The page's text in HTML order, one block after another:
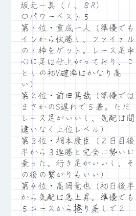
坂元一真（１、８R）
〇パワーベスト５
第１位・重成一人（準優でも
インから快勝し、ファイナル
の１枠をゲット。レース足中
心に足は仕上がっており、こ
としの初V確率はかなり高
い）
第２位・前田篤哉（準優では
まさかのS遅れで５着。ただ
レース足がいいし、気配は間
違いなく上位レベル）
第３位・桐本康臣（２日目後
半から３連勝と完全に勢いに
乗った。行き足がいいし、そ
の後の繋がりもいい）
第４位・高岡竜也（初日後半
から気配は急上昇。準優でも
５コースから捲り差しで２